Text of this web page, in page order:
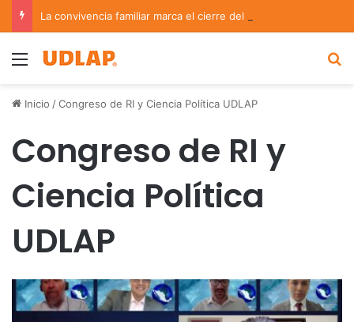
Menu
Inicio /Congreso de RI y Ciencia Política UDLAP
Congreso de RI y
Ciencia Política
UDLAP